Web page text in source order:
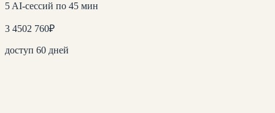
5 AI-сессий по 45 мин
3 4502 760₽
доступ 60 дней